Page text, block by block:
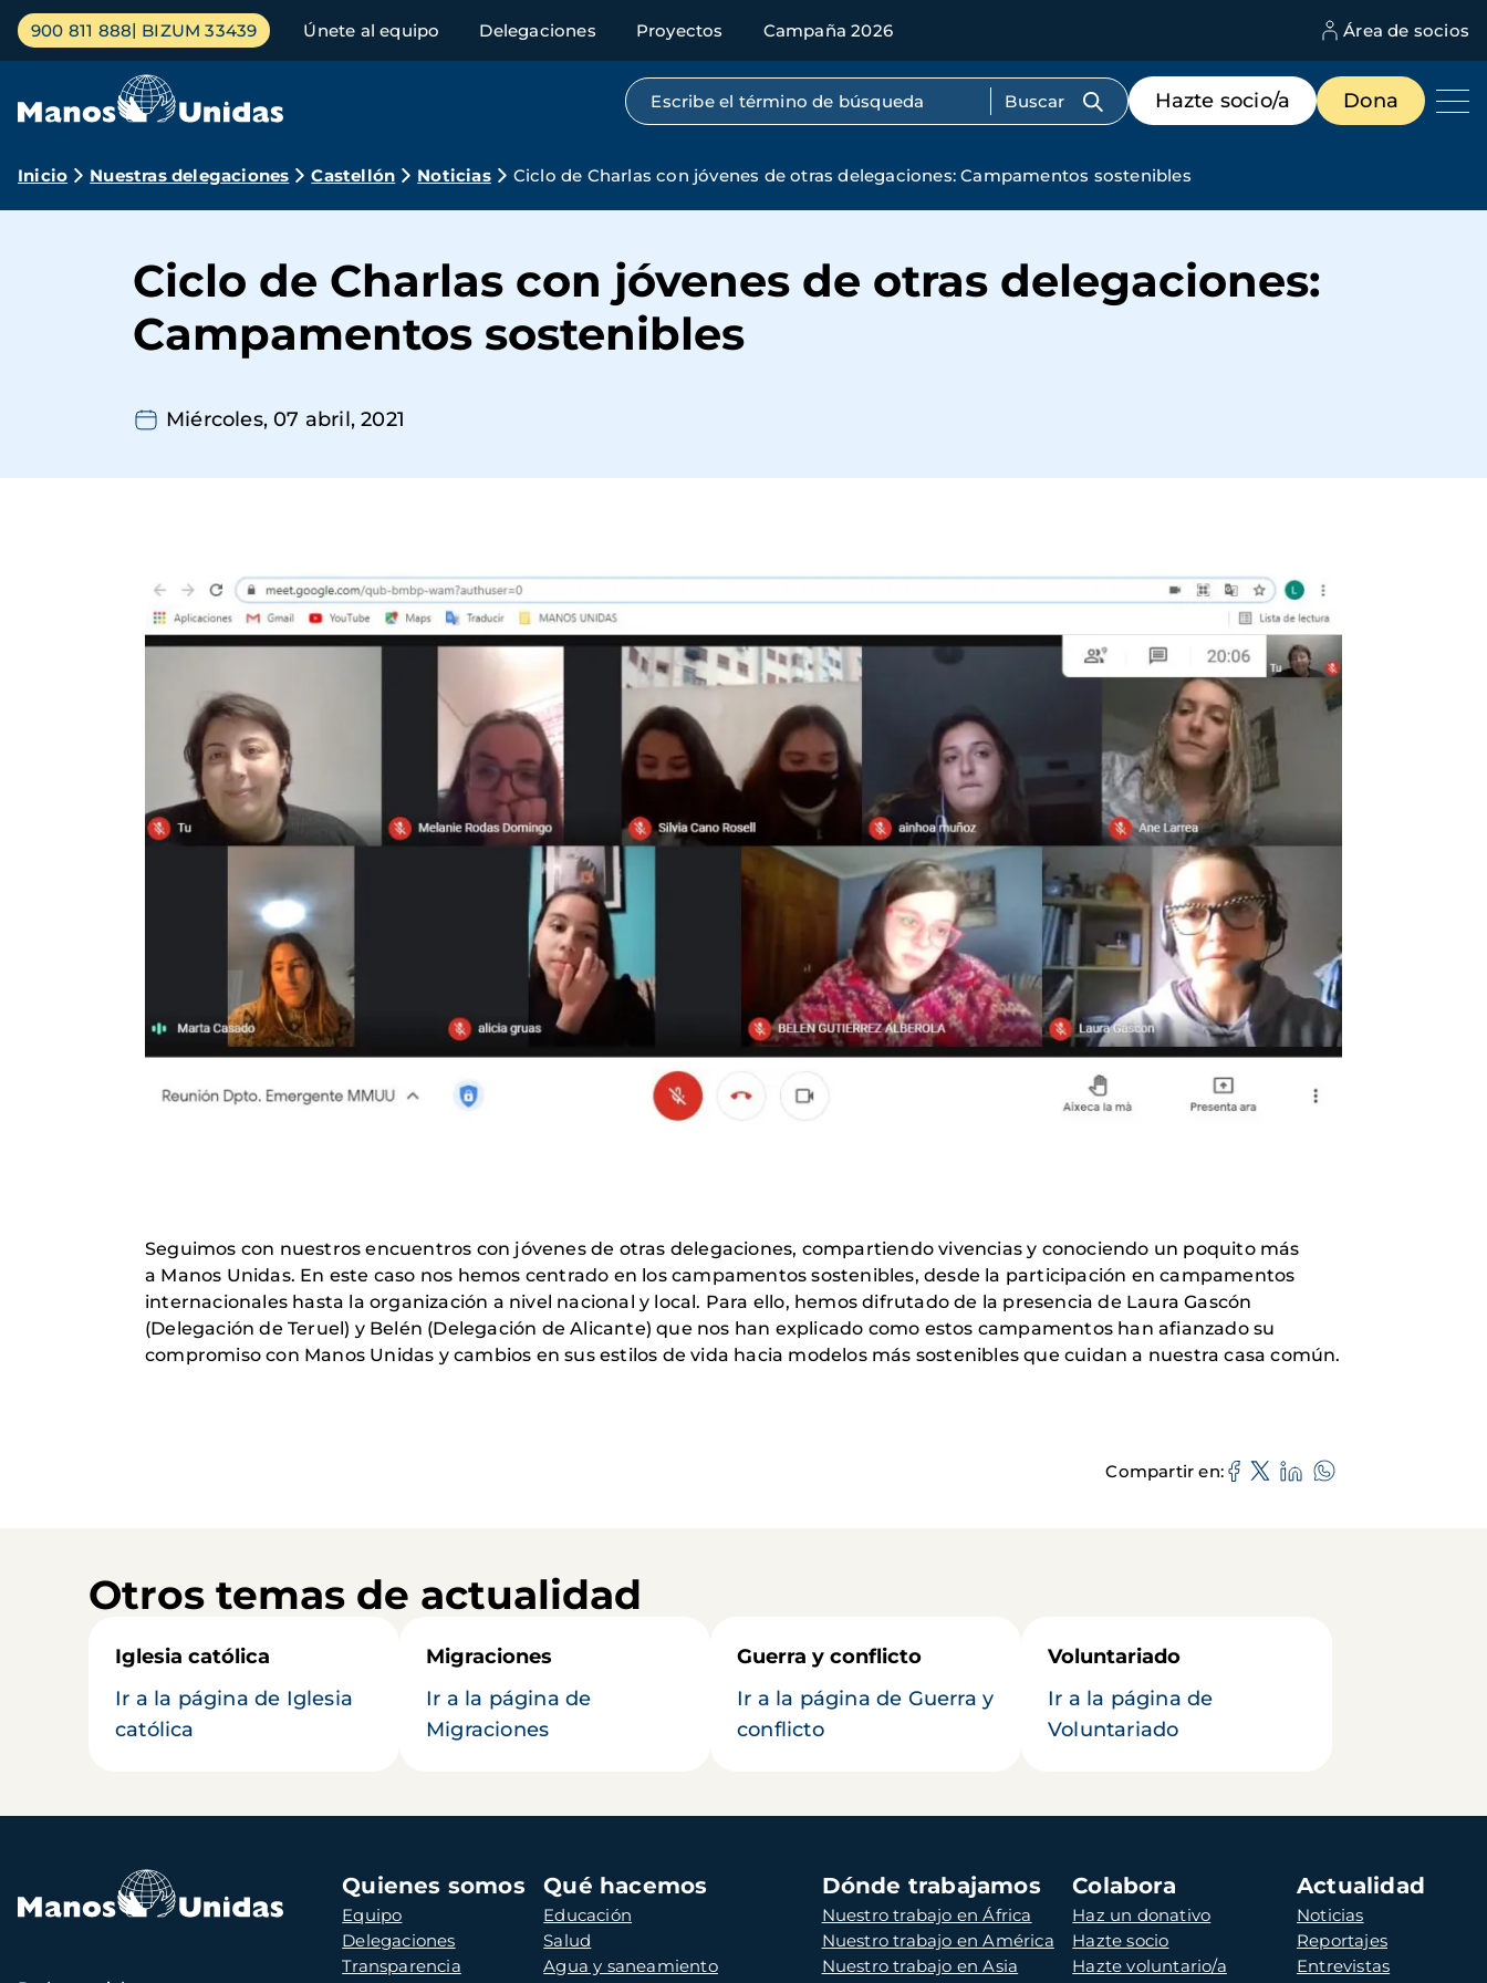
Pasar
contenido
Menú
principal
900 811 888 BIZUM 33439 Únete al equipo Delegaciones Proyectos Campaña 2026 Área de socios
Búsqueda por texto completo
Menú
de
destacados
Hazte socio/a Dona
Ruta
navegación
Inicio Nuestras delegaciones Castellón Noticias Ciclo de Charlas con jóvenes de otras delegaciones: Campamentos sostenibles
Ciclo de Charlas con jóvenes de otras delegaciones:
Campamentos sostenibles
Miércoles, 07 abril, 2021
Seguimos con nuestros encuentros con jóvenes de otras delegaciones, compartiendo vivencias y conociendo un poquito más
a Manos Unidas. En este caso nos hemos centrado en los campamentos sostenibles, desde la participación en campamentos
internacionales hasta la organización a nivel nacional y local. Para ello, hemos difrutado de la presencia de Laura Gascón
(Delegación de Teruel) y Belén (Delegación de Alicante) que nos han explicado como estos campamentos han afianzado su
compromiso con Manos Unidas y cambios en sus estilos de vida hacia modelos más sostenibles que cuidan a nuestra casa común.
Compartir en
Otros temas de actualidad
Iglesia católica
Ir a la página de Iglesia
católica
Migraciones
Ir a la página de
Migraciones
Guerra y conflicto
Ir a la página de Guerra y
conflicto
Voluntariado
Ir a la página de
Voluntariado
Navegación
principal
Quienes somos
Equipo
Delegaciones
Transparencia
Qué hacemos
Educación
Salud
Agua y saneamiento
Dónde trabajamos
Nuestro trabajo en África
Nuestro trabajo en América
Nuestro trabajo en Asia
Colabora
Haz un donativo
Hazte socio
Hazte voluntario/a
Actualidad
Noticias
Reportajes
Entrevistas